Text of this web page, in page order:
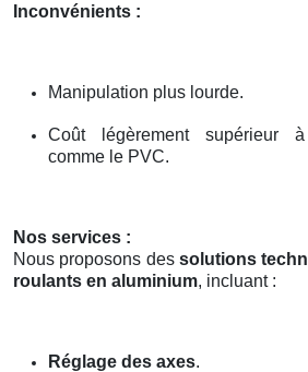
Inconvénients :
Manipulation plus lourde.
Coût légèrement supérieur à
comme le PVC.
Nos services :
Nous proposons des solutions
roulants en aluminium, incluant :
Réglage des axes.